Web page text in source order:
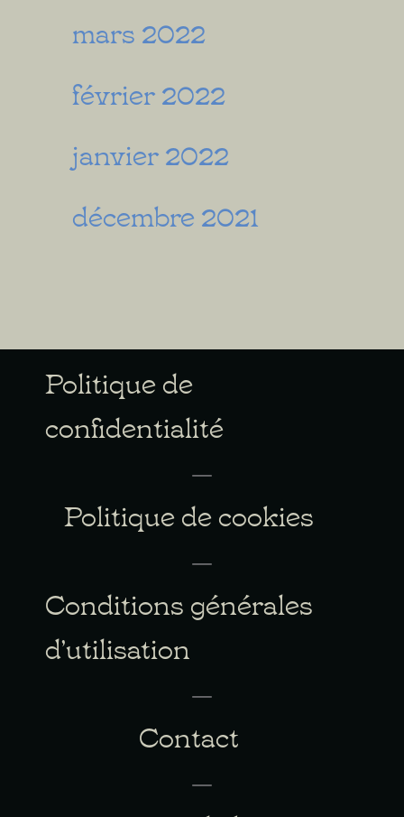
mars 2022
février 2022
janvier 2022
décembre 2021
Politique de
confidentialité
Politique de cookies
Conditions générales
d’utilisation
Contact